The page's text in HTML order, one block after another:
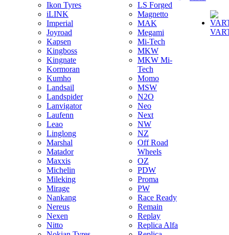
Ikon Tyres
iLINK
Imperial
Joyroad
Kapsen
Kingboss
Kingnate
Kormoran
Kumho
Landsail
Landspider
Lanvigator
Laufenn
Leao
Linglong
Marshal
Matador
Maxxis
Michelin
Mileking
Mirage
Nankang
Nereus
Nexen
Nitto
LS Forged
Magnetto
MAK
Megami
Mi-Tech
MKW
MKW Mi-
Tech
Momo
MSW
N2O
Neo
Next
NW
NZ
Off Road
Wheels
OZ
PDW
Proma
PW
Race Ready
Remain
Replay
Replica Alfa